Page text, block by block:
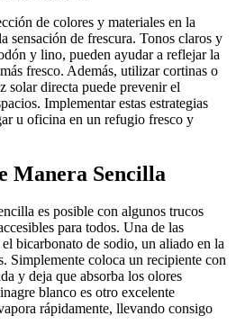
de colores y materiales en la
sensación de frescura. Tonos claros y
y lino, pueden ayudar a reflejar la
fresco. Además, utilizar cortinas o
solar directa puede prevenir el
Implementar estas estrategias
u oficina en un refugio fresco y
Manera Sencilla
es posible con algunos trucos
para todos. Una de las
bicarbonato de sodio, un aliado en la
Simplemente coloca un recipiente con
y deja que absorba los olores
blanco es otro excelente
rápidamente, llevando consigo